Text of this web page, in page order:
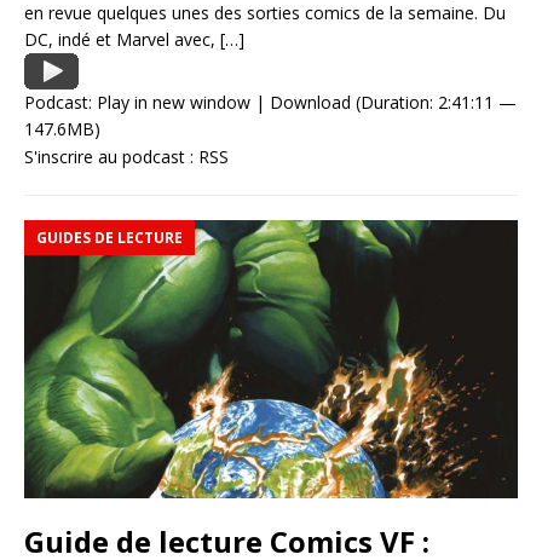
en revue quelques unes des sorties comics de la semaine. Du
DC, indé et Marvel avec, […]
Podcast: Play in new window | Download (Duration: 2:41:11 —
147.6MB)
S'inscrire au podcast : RSS
GUIDES DE LECTURE
Guide de lecture Comics VF :